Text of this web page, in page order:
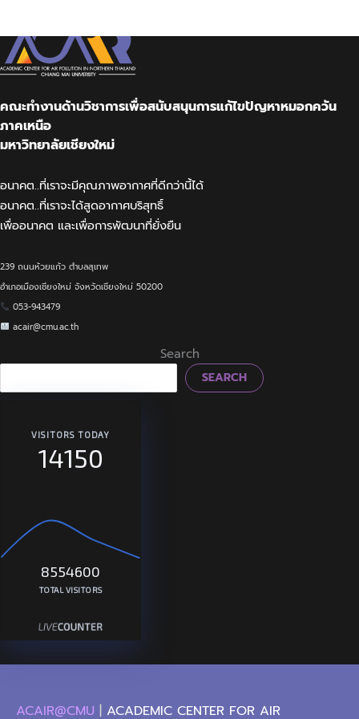
content
คณะทำงานด้านวิชาการเพื่อสนับสนุนการแก้ไขปัญหาหมอกควัน
ภาคเหนือ
มหาวิทยาลัยเชียงใหม่
อนาคต..ที่เราจะมีคุณภาพอากาศที่ดีกว่านี้ได้
อนาคต..ที่เราจะได้สูดอากาศบริสุทธิ์
เพื่ออนาคต และเพื่อการพัฒนาที่ยั่งยืน
239 ถนนห้วยแก้ว ตำบลสุเทพ
อำเภอเมืองเชียงใหม่ จังหวัดเชียงใหม่ 50200
053-943479
acair@cmu.ac.th
Search
SEARCH
VISITORS TODAY
14150
8554600
TOTAL VISITORS
ACAIR@CMU | ACADEMIC CENTER FOR AIR